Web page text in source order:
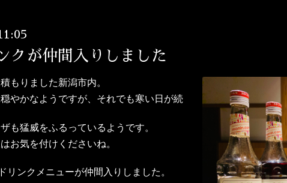
クが仲間入りしました
もりました新潟市内。
やかなようですが、それでも寒い日が続
も猛威をふるっているようです。
お気を付けくださいね。
リンクメニューが仲間入りしました。